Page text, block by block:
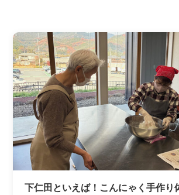
下仁田といえば！こんにゃく手作り